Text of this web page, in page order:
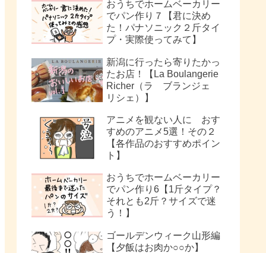
おうちでホームベーカリー
でパン作り７【君に決め
た！パナソニック２斤タイ
プ・実際使ってみて】
新潟に行ったら寄りたかっ
たお店！【La Boulangerie
Richer（ラ ブランジェ
リシェ）】
アニメを観ない人に おす
すめのアニメ5選！その２
【各作品のおすすめポイン
ト】
おうちでホームベーカリー
でパン作り6【1斤タイプ？
それとも2斤？サイズで迷
う！】
ゴールデンウィーク山形編
【夕飯はお肉か○○か】